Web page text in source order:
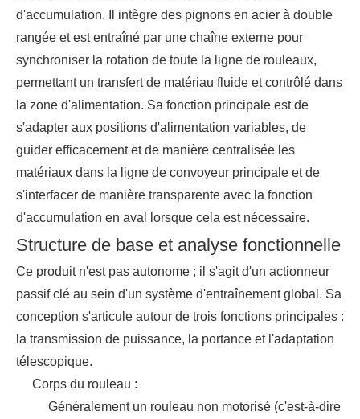
d'accumulation. Il intègre des pignons en acier à double
rangée et est entraîné par une chaîne externe pour
synchroniser la rotation de toute la ligne de rouleaux,
permettant un transfert de matériau fluide et contrôlé dans
la zone d'alimentation. Sa fonction principale est de
s'adapter aux positions d'alimentation variables, de
guider efficacement et de manière centralisée les
matériaux dans la ligne de convoyeur principale et de
s'interfacer de manière transparente avec la fonction
d'accumulation en aval lorsque cela est nécessaire.
Structure de base et analyse fonctionnelle
Ce produit n'est pas autonome ; il s'agit d'un actionneur
passif clé au sein d'un système d'entraînement global. Sa
conception s'articule autour de trois fonctions principales :
la transmission de puissance, la portance et l'adaptation
télescopique.
Corps du rouleau :
Généralement un rouleau non motorisé (c'est-à-dire